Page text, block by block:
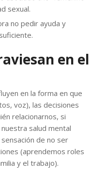
sexual.
no pedir ayuda y
en el
en la forma en que
voz), las decisiones
relacionarnos, si
salud mental
de no ser
(aprendemos roles
y el trabajo).